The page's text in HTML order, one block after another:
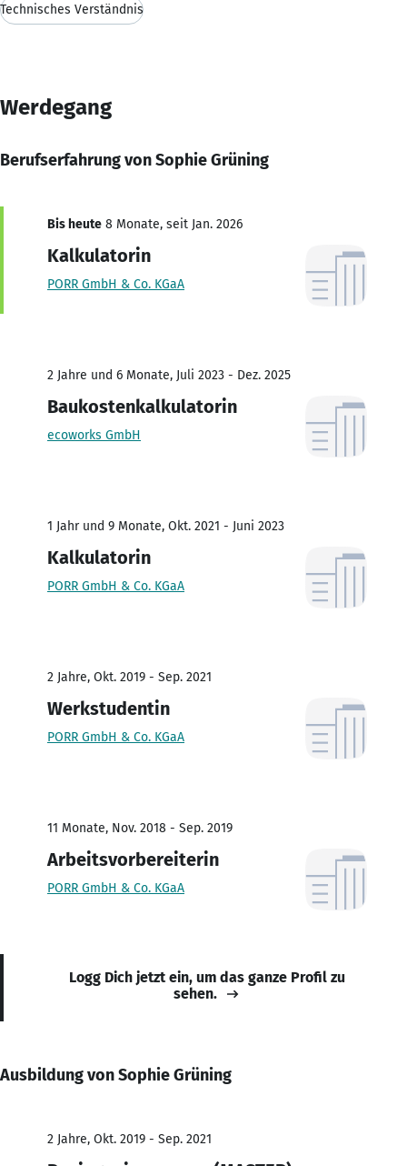
Technisches Verständnis
Werdegang
Berufserfahrung von Sophie Grüning
Bis heute 8 Monate, seit Jan. 2026
Kalkulatorin
PORR GmbH & Co. KGaA
2 Jahre und 6 Monate, Juli 2023 - Dez. 2025
Baukostenkalkulatorin
ecoworks GmbH
1 Jahr und 9 Monate, Okt. 2021 - Juni 2023
Kalkulatorin
PORR GmbH & Co. KGaA
2 Jahre, Okt. 2019 - Sep. 2021
Werkstudentin
PORR GmbH & Co. KGaA
11 Monate, Nov. 2018 - Sep. 2019
Arbeitsvorbereiterin
PORR GmbH & Co. KGaA
Logg Dich jetzt ein, um das ganze Profil zu
sehen.
Ausbildung von Sophie Grüning
2 Jahre, Okt. 2019 - Sep. 2021